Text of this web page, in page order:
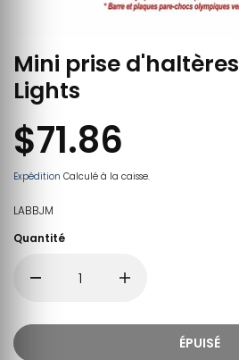
Mini prise
Lights
$71.86
Expédition Calculé à la caisse.
LABBJM
Quantité
ÉPUISÉ